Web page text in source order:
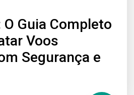
O Guia Completo
Voos
Segurança e